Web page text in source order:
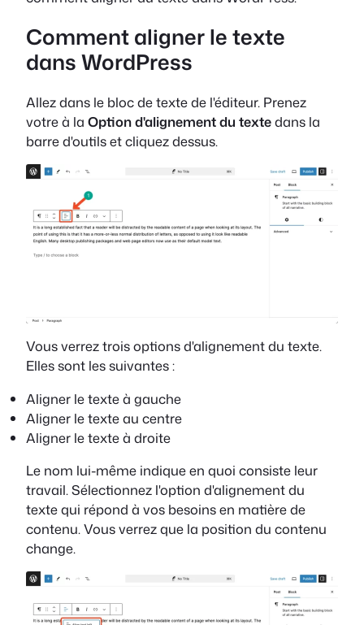
Comment aligner le texte
dans WordPress
Allez dans le bloc de texte de l'éditeur. Prenez
votre à la Option d'alignement du textedans la
barre d'outils et cliquez dessus.
Vous verrez trois options d'alignement du texte.
Elles sont les suivantes :
Aligner le texte à gauche
Aligner le texte au centre
Aligner le texte à droite
Le nom lui-même indique en quoi consiste leur
travail. Sélectionnez l'option d'alignement du
texte qui répond à vos besoins en matière de
contenu. Vous verrez que la position du contenu
change.